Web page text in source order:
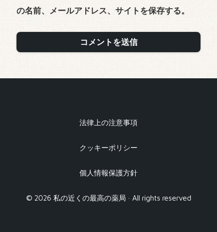
の名前、メールアドレス、サイトを保存する。
法律上の注意事項
クッキーポリシー
個人情報保護方針
© 2026 私の近くの最高の薬局 · All rights reserved